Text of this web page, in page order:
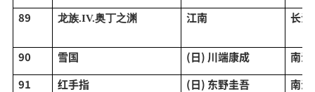
89
龙族.IV.奥丁之渊 江南 长江
90 雪国 (日) 川端康成
南海
91
红手指 (日) 东野圭吾
南海